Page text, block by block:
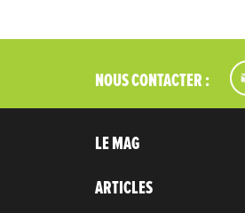
NOUS CONTACTER :
LE MAG
ARTICLES